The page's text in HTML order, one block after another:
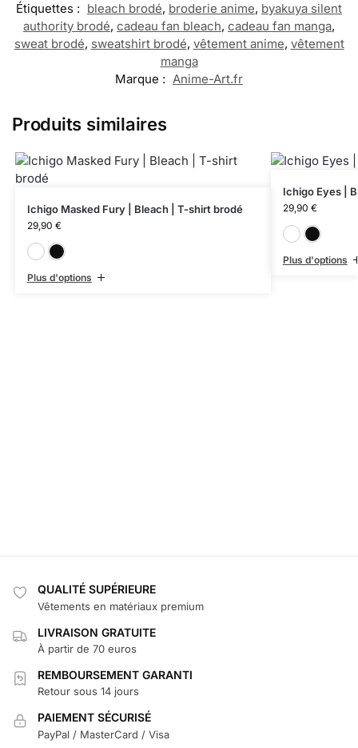
Étiquettes : bleach brodé, broderie anime, byakuya silent
authority brodé, cadeau fan bleach, cadeau fan manga,
sweat brodé, sweatshirt brodé, vêtement anime, vêtement
manga
Marque : Anime-Art.fr
Produits similaires
Ichigo Masked Fury | Bleach | T-shirt brodé
29,90 €
Plus d'options
Ichigo Eyes |
29,90 €
Plus d'options
QUALITÉ SUPÉRIEURE
Vêtements en matériaux premium
LIVRAISON GRATUITE
À partir de 70 euros
REMBOURSEMENT GARANTI
Retour sous 14 jours
PAIEMENT SÉCURISÉ
PayPal / MasterCard / Visa